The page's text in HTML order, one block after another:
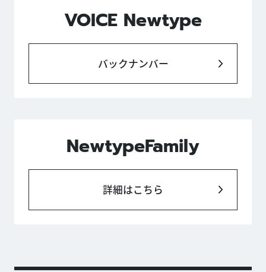
VOICE Newtype
バックナンバー
NewtypeFamily
詳細はこちら